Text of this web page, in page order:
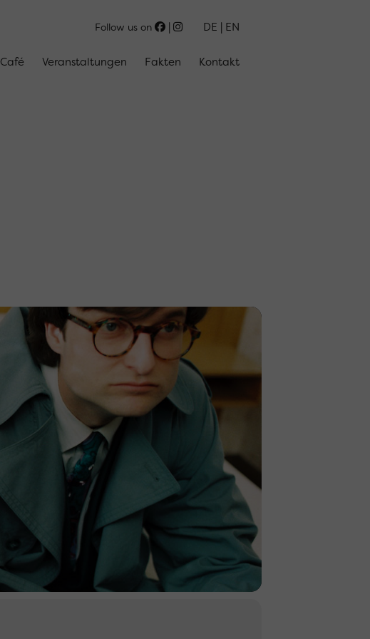
Follow us on DE EN
Café Veranstaltungen Fakten Kontakt